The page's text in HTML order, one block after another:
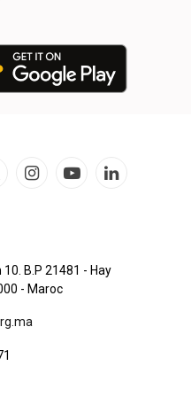
InstagramYouTubeLinkedIn
B.P 21481 - Hay
- Maroc